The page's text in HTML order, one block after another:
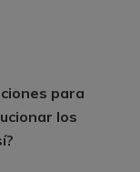
para
los